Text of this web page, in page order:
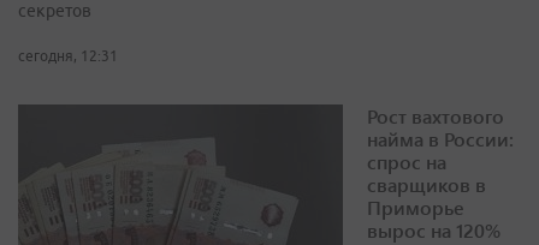
секретов
сегодня, 12:31
Рост вахтового
найма в России:
спрос на
сварщиков в
Приморье
вырос на 120%